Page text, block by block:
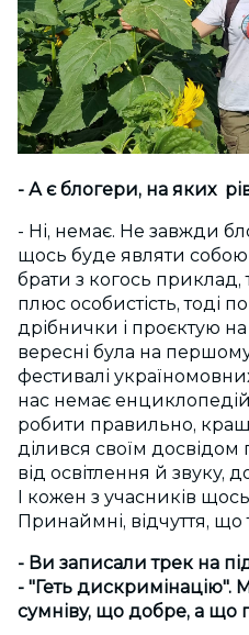
- А є блогери, на яких
- Ні, немає. Не завжди
щось буде являти собою
брати з когось приклад,
плюс особистість, тоді
дрібнички і проєктую
вересні була на
фестивалі
нас немає
робити правильно,
ділився своїм досвідом
від освітлення й звуку,
І кожен з учасників
Принаймні, відчуття, що
- Ви записали трек на
- "Геть дискримінацію".
сумніву, що добре, а що